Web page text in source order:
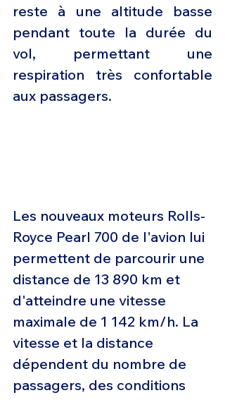
reste à une altitude basse
pendant toute la durée du
vol, permettant une
respiration très confortable
aux passagers.
Les nouveaux moteurs Rolls-
Royce Pearl 700 de l'avion lui
permettent de parcourir une
distance de 13 890 km et
d'atteindre une vitesse
maximale de 1 142 km/h. La
vitesse et la distance
dépendent du nombre de
passagers, des conditions